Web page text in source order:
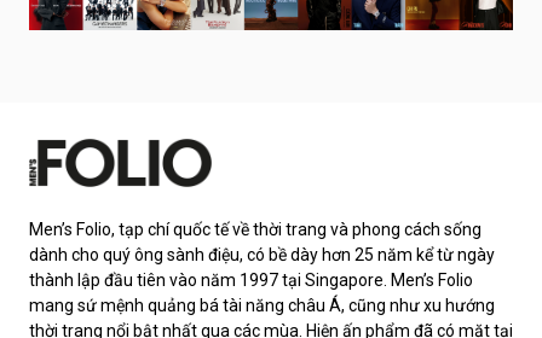
Men’s Folio, tạp chí quốc tế về thời trang và phong cách sống
dành cho quý ông sành điệu, có bề dày hơn 25 năm kể từ ngày
thành lập đầu tiên vào năm 1997 tại Singapore. Men’s Folio
mang sứ mệnh quảng bá tài năng châu Á, cũng như xu hướng
thời trang nổi bật nhất qua các mùa. Hiện ấn phẩm đã có mặt tại